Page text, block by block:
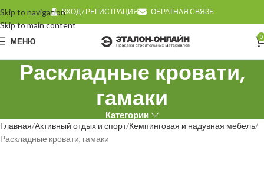
Skip to navigation
Skip to main content
ВХОД / РЕГИСТРАЦИЯ ОБРАТНАЯ СВЯЗЬ
МЕНЮ 0
Раскладные кровати,
гамаки
Категории
Главная Активный отдых и спорт Кемпинговая и надувная мебель
Раскладные кровати, гамаки